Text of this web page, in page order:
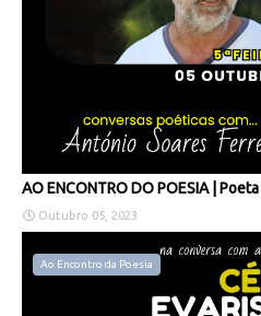
AO ENCONTRO DO POESIA |
Outubro 05, 2023
Ao Encontro da Poesia